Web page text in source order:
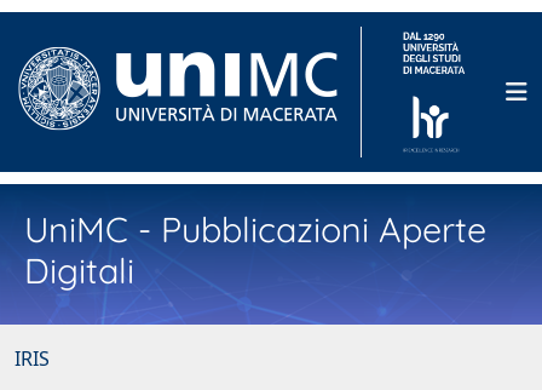
UniMC - Pubblicazioni Aperte
Digitali
IRIS